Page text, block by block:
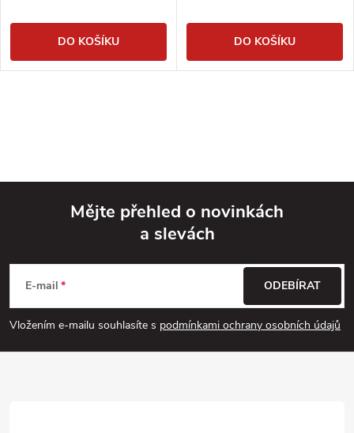
DO KOŠÍKU DO KOŠÍKU
p
a
Mějte přehled o novinkách
a slevách
E-mail
Vložením e-mailu souhlasíte s podmínkami ochrany osobních údajů
ODEBÍRAT